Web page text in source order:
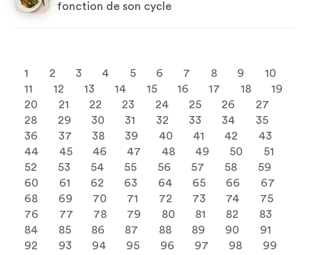
fonction de son cycle
1 2 3 4 5 6 7 8 9
10
11
12 13 14 15 16 17 18
19
20
21 22 23 24 25 26
27
28
29 30 31 32 33 34
35
36
37 38 39 40 41 42
43
44
45 46 47 48 49 50
51
52
53 54 55 56 57 58
59
60
61 62 63 64 65 66
67
68
69 70 71 72 73 74
75
76
77 78 79 80 81 82
83
84
85 86 87 88 89 90
91
92
93 94 95 96 97 98
99